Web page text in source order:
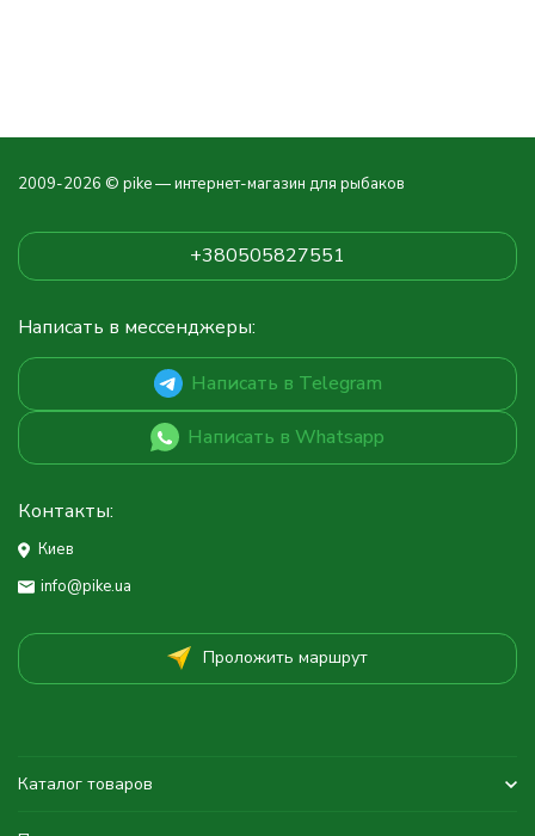
2009-2026 © pike — интернет-магазин для рыбаков
+380505827551
Написать в мессенджеры:
Написать в Telegram
Написать в Whatsapp
Контакты:
Киев
info@pike.ua
Проложить маршрут
Каталог товаров